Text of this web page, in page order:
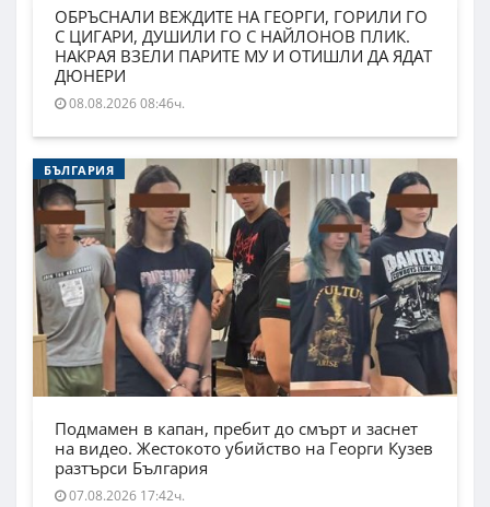
ОБРЪСНАЛИ ВЕЖДИТЕ НА ГЕОРГИ, ГОРИЛИ ГО
С ЦИГАРИ, ДУШИЛИ ГО С НАЙЛОНОВ ПЛИК.
НАКРАЯ ВЗЕЛИ ПАРИТЕ МУ И ОТИШЛИ ДА ЯДАТ
ДЮНЕРИ
08.08.2026 08:46ч.
БЪЛГАРИЯ
Подмамен в капан, пребит до смърт и заснет
на видео. Жестокото убийство на Георги Кузев
разтърси България
07.08.2026 17:42ч.